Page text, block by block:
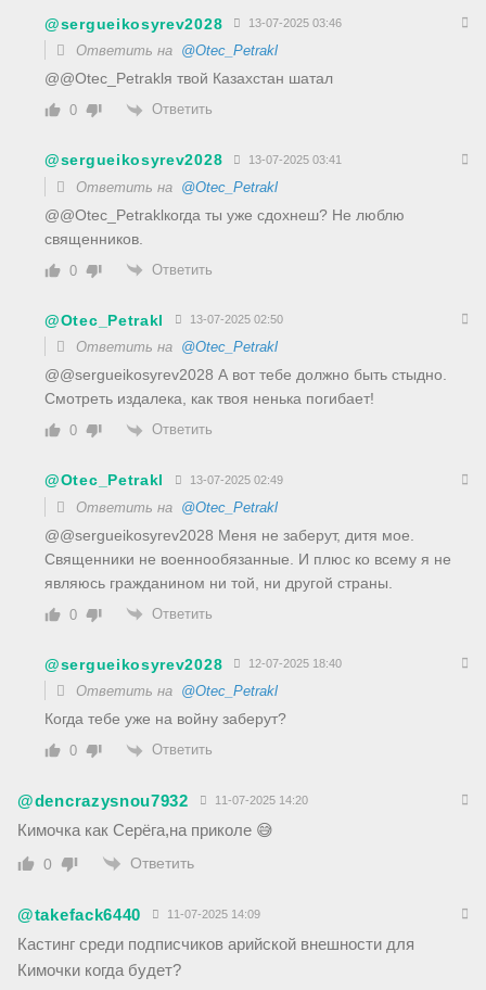
@sergueikosyrev2028 13-07-2025 03:46
Ответить на @Otec_Petrakl
@@Otec_Petraklя твой Казахстан шатал
0 Ответить
@sergueikosyrev2028 13-07-2025 03:41
Ответить на @Otec_Petrakl
@@Otec_Petraklкогда ты уже сдохнеш? Не люблю
священников.
0 Ответить
@Otec_Petrakl 13-07-2025 02:50
Ответить на @Otec_Petrakl
@@sergueikosyrev2028 А вот тебе должно быть стыдно.
Смотреть издалека, как твоя ненька погибает!
0 Ответить
@Otec_Petrakl 13-07-2025 02:49
Ответить на @Otec_Petrakl
@@sergueikosyrev2028 Меня не заберут, дитя мое.
Священники не военнообязанные. И плюс ко всему я не
являюсь гражданином ни той, ни другой страны.
0 Ответить
@sergueikosyrev2028 12-07-2025 18:40
Ответить на @Otec_Petrakl
Когда тебе уже на войну заберут?
0 Ответить
@dencrazysnou7932 11-07-2025 14:20
Кимочка как Серёга,на приколе 😅
0 Ответить
@takefack6440 11-07-2025 14:09
Кастинг среди подписчиков арийской внешности для
Кимочки когда будет?